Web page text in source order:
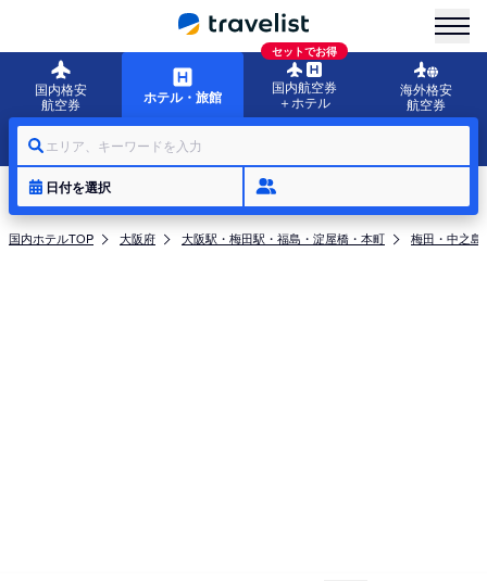
国内格安
航空券
ホテル・旅館
セットでお得
国内航空券
＋ホテル
海外格安
航空券
エリア、キーワードを入力
日付を選択
国内ホテルTOP 大阪府 大阪駅・梅田駅・福島・淀屋橋・本町 梅田・中之島